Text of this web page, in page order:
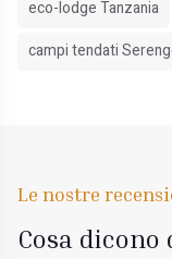
eco-lodge Tanzania
campi tendati
Le nostre
Cosa